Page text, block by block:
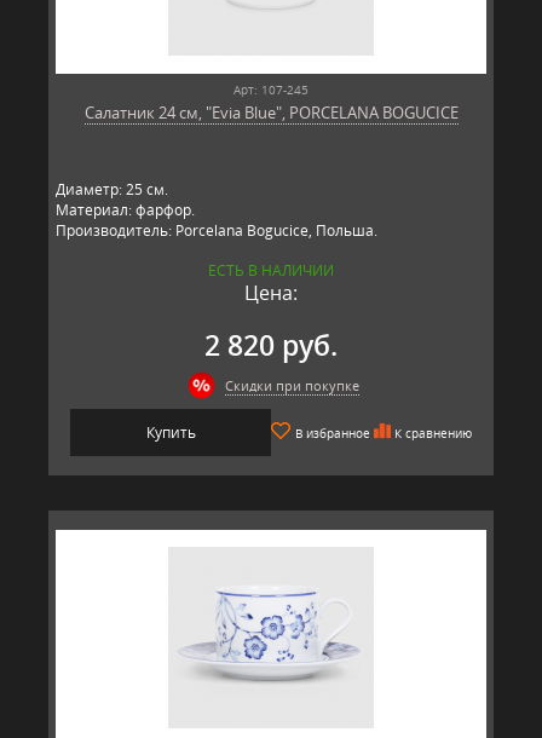
Арт: 107-245
Салатник 24 см, "Evia Blue", PORCELANA BOGUCICE
Диаметр: 25 см.
Материал: фарфор.
Производитель: Porcelana Bogucice, Польша.
ЕСТЬ В НАЛИЧИИ
Цена:
2 820 руб.
Скидки при покупке
Купить В избранное К сравнению